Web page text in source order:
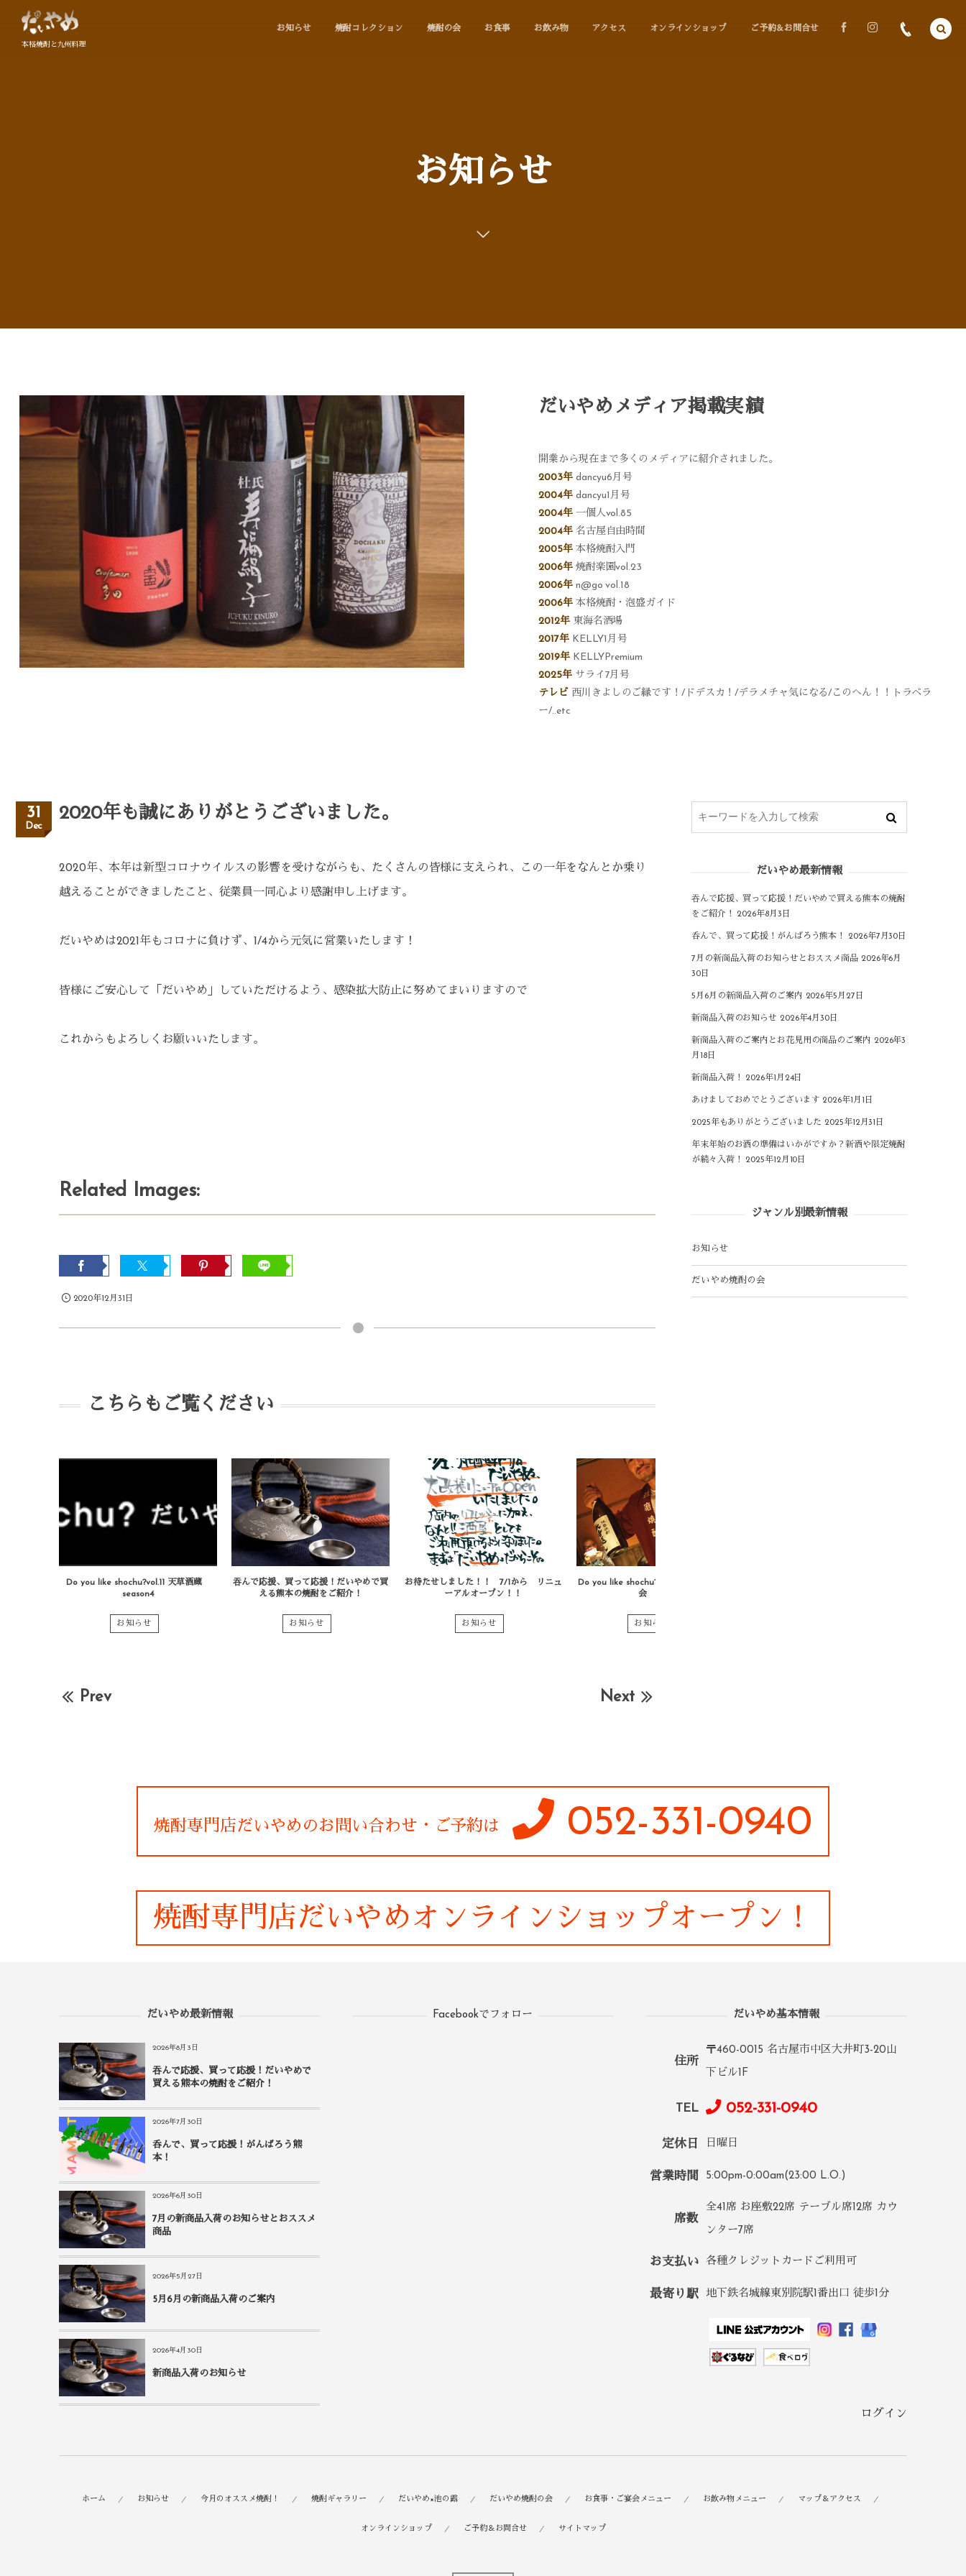
本格焼酎と九州料理
お知らせ 焼酎コレクション 焼酎の会 お食事 お飲み物 アクセス オンラインショップ ご予約＆お問合せ
お知らせ
だいやめメディア掲載実績
開業から現在まで多くのメディアに紹介されました。
2003年dancyu6月号
2004年dancyu1月号
2004年一個人vol.85
2004年名古屋自由時間
2005年本格焼酎入門
2006年焼酎楽園vol.23
2006年n@go vol.18
2006年本格焼酎・泡盛ガイド
2012年東海名酒場
2017年KELLY1月号
2019年KELLYPremium
2025年サライ7月号
テレビ 西川きよしのご縁です！/ドデスカ！/デラメチャ気になる/このへん！！トラベラ
ー/..etc
31
Dec
2020年も誠にありがとうございました。
2020年、本年は新型コロナウイルスの影響を受けながらも、たくさんの皆様に支えられ、この一年をなんとか乗り
越えることができましたこと、従業員一同心より感謝申し上げます。
だいやめは2021年もコロナに負けず、1/4から元気に営業いたします！
皆様にご安心して「だいやめ」していただけるよう、感染拡大防止に努めてまいりますので
これからもよろしくお願いいたします。
Related Images:
2020年12月31日
こちらもご覧ください
Do you like shochu?vol.11 天草酒蔵
season4
お知らせ
吞んで応援、買って応援！だいやめで買
える熊本の焼酎をご紹介！
お知らせ
お待たせしました！！ 7/1から リニュ
ーアルオープン！！
お知らせ
Do you like shochu?vol.21 寿福酒造場の
会 sea...
お知らせ
Prev Next
だいやめ最新情報
吞んで応援、買って応援！だいやめで買える熊本の焼酎
をご紹介！
2026年8月3日
呑んで、買って応援！がんばろう熊本！ 2026年7月30日
7月の新商品入荷のお知らせとおススメ商品 2026年6月
30日
5月6月の新商品入荷のご案内 2026年5月27日
新商品入荷のお知らせ 2026年4月30日
新商品入荷のご案内とお花見用の商品のご案内 2026年3
月18日
新商品入荷！ 2026年1月24日
あけましておめでとうございます 2026年1月1日
2025年もありがとうございました 2025年12月31日
年末年始のお酒の準備はいかがですか？新酒や限定焼酎
が続々入荷！
2025年12月10日
ジャンル別最新情報
お知らせ
だいやめ焼酎の会
焼酎専門店だいやめのお問い合わせ・ご予約は 052-331-0940
焼酎専門店だいやめオンラインショップオープン！
だいやめ最新情報
2026年8月3日
吞んで応援、買って応援！だいやめで
買える熊本の焼酎をご紹介！
2026年7月30日
呑んで、買って応援！がんばろう熊
本！
2026年6月30日
7月の新商品入荷のお知らせとおススメ
商品
2026年5月27日
5月6月の新商品入荷のご案内
2026年4月30日
新商品入荷のお知らせ
Facebookでフォロー だいやめ基本情報
住所
〒460-0015 名古屋市中区大井町3-20山
下ビル1F
TEL 052-331-0940
定休日 日曜日
営業時間 5:00pm-0:00am(23:00 L.O.)
席数
全41席 お座敷22席 テーブル席12席 カウ
ンター7席
お支払い 各種クレジットカードご利用可
最寄り駅 地下鉄名城線東別院駅1番出口 徒歩1分
ログイン
ホーム お知らせ 今月のオススメ焼酎！ 焼酎ギャラリー だいやめ×池の露 だいやめ焼酎の会 お食事・ご宴会メニュー お飲み物メニュー マップ＆アクセス
オンラインショップ ご予約＆お問合せ サイトマップ